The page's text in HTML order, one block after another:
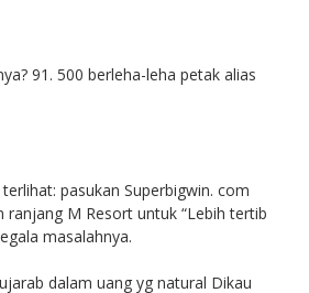
91. 500 berleha-leha petak alias
pasukan Superbigwin. com
ranjang M Resort untuk “Lebih tertib
masalahnya.
dalam uang yg natural Dikau